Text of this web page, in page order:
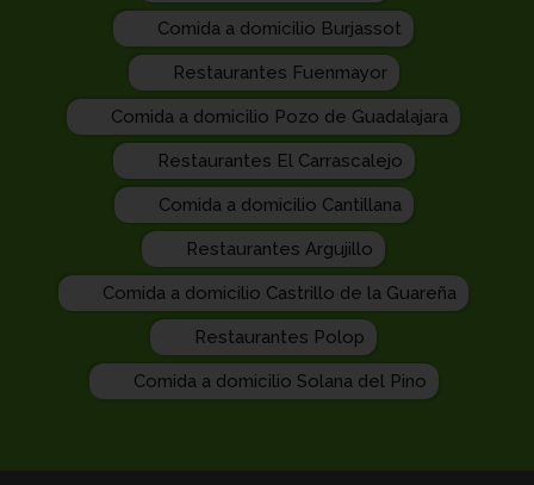
Comida a domicilio Burjassot
Restaurantes Fuenmayor
Comida a domicilio Pozo de Guadalajara
Restaurantes El Carrascalejo
Comida a domicilio Cantillana
Restaurantes Argujillo
Comida a domicilio Castrillo de la Guareña
Restaurantes Polop
Comida a domicilio Solana del Pino